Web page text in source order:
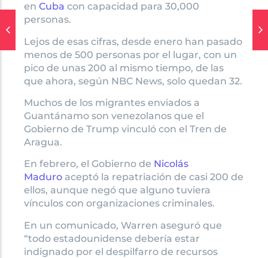
en Cuba con capacidad para 30,000
personas.
Lejos de esas cifras, desde enero han pasado
menos de 500 personas por el lugar, con un
pico de unas 200 al mismo tiempo, de las
que ahora, según NBC News, solo quedan 32.
Muchos de los migrantes enviados a
Guantánamo son venezolanos que el
Gobierno de Trump vinculó con el Tren de
Aragua.
En febrero, el Gobierno de Nicolás
Maduro aceptó la repatriación de casi 200 de
ellos, aunque negó que alguno tuviera
vínculos con organizaciones criminales.
En un comunicado, Warren aseguró que
“todo estadounidense debería estar
indignado por el despilfarro de recursos